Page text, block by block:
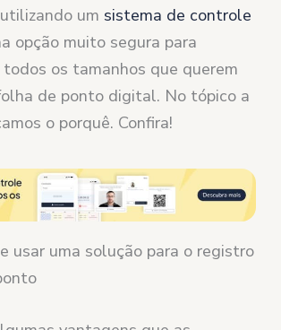
um sistema de controle
opção muito segura para
os tamanhos que querem
de ponto digital. No tópico a
o porquê. Confira!
usar uma solução para o registro